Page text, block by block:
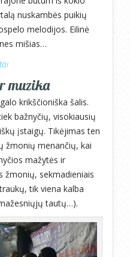
nuskambės puikių
melodijos. Eilinė
mišias…
muzika
krikščioniška šalis.
bažnyčių, visokiausių
įstaigų. Tikėjimas ten
žmonių menančių, kai
mažytės ir
žmonių, sekmadieniais
tik viena kalba
tautų…).